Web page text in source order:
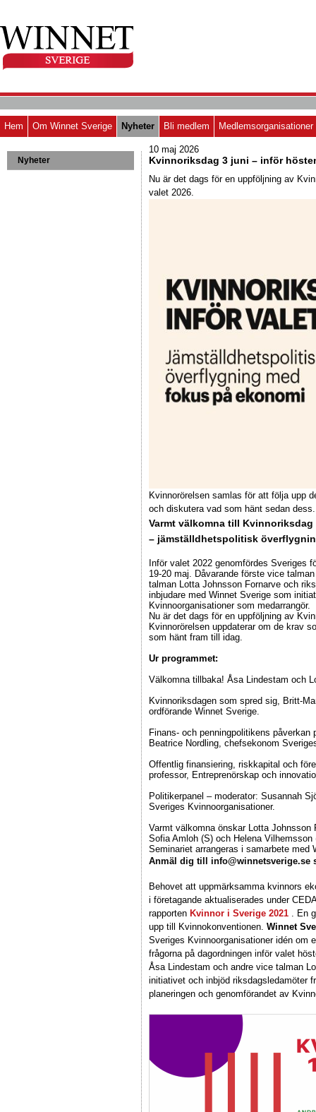
Hem Om Winnet Sverige Nyheter Bli medlem Medlemsorganisationer
Nyheter
10 maj 2026
Kvinnoriksdag 3 juni – inför
Nu är det dags för en uppföljning av
valet 2026.
Kvinnorörelsen samlas för att följa upp
och diskutera vad som hänt sedan dess.
Varmt välkomna till Kvinnoriksdag
– jämställdhetspolitisk
Inför valet 2022 genomfördes Sveriges
19-20 maj. Dåvarande förste vice
talman Lotta Johnsson Fornarve och
inbjudare med Winnet Sverige som
Kvinnoorganisationer som medarrangör.
Nu är det dags för en uppföljning av
Kvinnorörelsen uppdaterar om de krav
som hänt fram till idag.
Ur programmet:
Välkomna tillbaka! Åsa Lindestam och
Kvinnoriksdagen som spred sig, Britt-
ordförande Winnet Sverige.
Finans- och penningpolitikens påverkan
Beatrice Nordling, chefsekonom
Offentlig finansiering, riskkapital och
professor, Entreprenörskap och
Politikerpanel – moderator: Susannah
Sveriges Kvinnoorganisationer.
Varmt välkomna önskar Lotta Johnsson
Sofia Amloh (S) och Helena Vilhemsson
Seminariet arrangeras i samarbete med
Anmäl dig till info@winnetsverige.se
Behovet att uppmärksamma kvinnors
i företagande aktualiserades under
rapporten Kvinnor i Sverige 2021 . En
upp till Kvinnokonventionen. Winnet
Sveriges Kvinnoorganisationer idén om
frågorna på dagordningen inför valet
Åsa Lindestam och andre vice talman
initiativet och inbjöd riksdagsledamöter
planeringen och genomförandet av